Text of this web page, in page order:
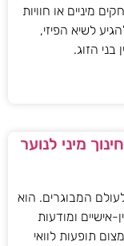
מיניים או חוויות
לשיא הפיזי,
הזוג.
מיני לנוער
לעולם המבוגרים. הוא
אישיים ומודעות
תופעות לוואי